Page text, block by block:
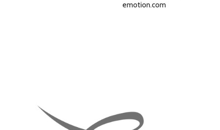
emotion.com